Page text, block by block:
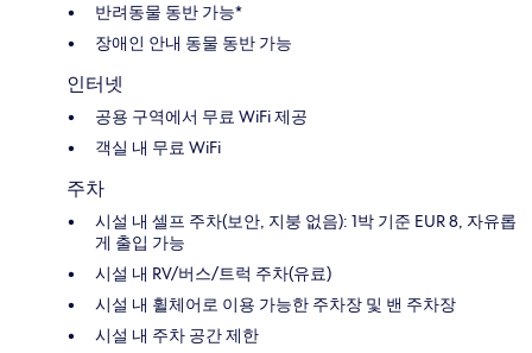
반려동물 동반 가능*
장애인 안내 동물 동반 가능
인터넷
공용 구역에서 무료 WiFi 제공
객실 내 무료 WiFi
주차
시설 내 셀프 주차(보안, 지붕 없음): 1박 기준 EUR 8, 자유롭
게 출입 가능
시설 내 RV/버스/트럭 주차(유료)
시설 내 휠체어로 이용 가능한 주차장 및 밴 주차장
시설 내 주차 공간 제한